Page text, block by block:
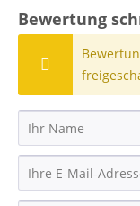
Bewertung